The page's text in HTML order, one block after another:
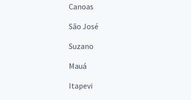
Canoas
São José
Suzano
Mauá
Itapevi